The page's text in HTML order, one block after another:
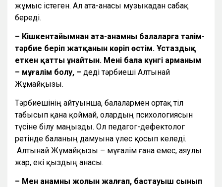
жұмыс істеген. Ал ата-анасы музыкадан сабақ
береді.
– Кішкентайымнан ата-анамның балаларға тәлім-
тәрбие беріп жатқанын көріп өстім. Ұстаздық
еткен қатты ұнайтын. Менің бала күнгі арманым
– мұғалім болу, – деді тәрбиеші Алтынай
Жұмайқызы.
Тәрбиешінің айтуынша, балалармен ортақ тіл
табысып қана қоймай, олардың психологиясын
түсіне білу маңызды. Ол педагог-дефектолог
ретінде баланың дамуына үлес қосып келеді.
Алтынай Жұмайқызы – мұғалім ғана емес, аяулы
жар, екі қыздың анасы.
– Мен анамның жолын жалғап, бастауыш сынып